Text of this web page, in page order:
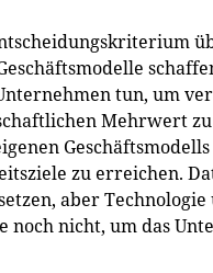
tun, um
Mehrwert
zu erreichen.
aber
noch nicht, um das